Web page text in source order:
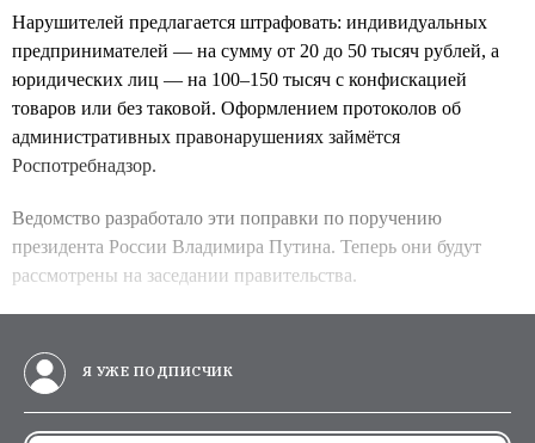
Нарушителей предлагается штрафовать: индивидуальных
предпринимателей — на сумму от 20 до 50 тысяч рублей, а
юридических лиц — на 100–150 тысяч с конфискацией
товаров или без таковой. Оформлением протоколов об
административных правонарушениях займётся
Роспотребнадзор.
Ведомство разработало эти поправки по поручению
президента России Владимира Путина. Теперь они будут
рассмотрены на заседании правительства.
Я УЖЕ ПОДПИСЧИК